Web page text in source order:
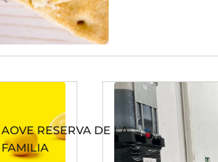
AOVE RESERVA DE LA
FAMILIA